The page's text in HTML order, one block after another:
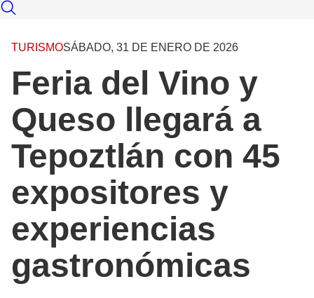
TURISMOSÁBADO, 31 DE ENERO DE 2026
Feria del Vino y
Queso llegará a
Tepoztlán con 45
expositores y
experiencias
gastronómicas